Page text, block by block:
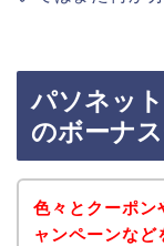
パソネッ
のボーナ
色々とクーポン
ャンペーンなど